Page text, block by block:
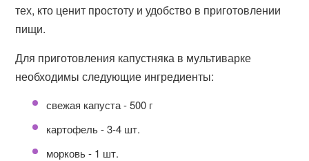
тех, кто ценит простоту и удобство в приготовлении
пищи.
Для приготовления капустняка в мультиварке
необходимы следующие ингредиенты:
свежая капуста - 500 г
картофель - 3-4 шт.
морковь - 1 шт.